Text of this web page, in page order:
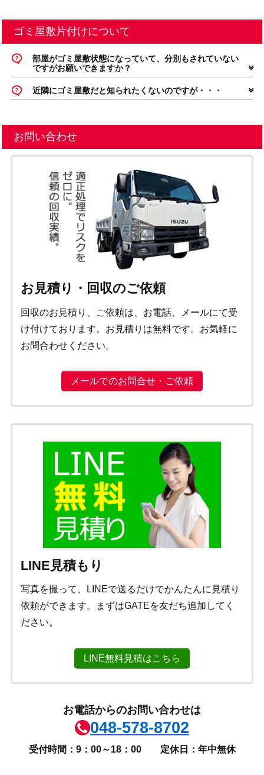
ゴミ屋敷片付けについて
部屋がゴミ屋敷状態になっていて、分別もされていない
ですがお願いできますか？
近隣にゴミ屋敷だと知られたくないのですが・・・
お問い合わせ
お見積り・回収のご依頼
回収のお見積り、ご依頼は、お電話、メールにて受
け付けております。お見積りは無料です。お気軽に
お問合わせください。
メールでのお問合せ・ご依頼
LINE見積もり
写真を撮って、LINEで送るだけでかんたんに見積り
依頼ができます。まずはGATEを友だち追加してく
ださい。
LINE無料見積はこちら
お電話からのお問い合わせは
048-578-8702
受付時間：9：00～18：00 定休日：年中無休